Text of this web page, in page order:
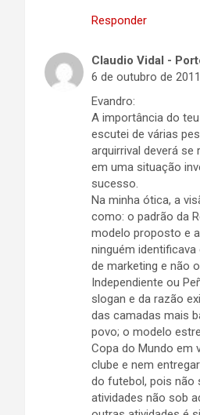
Responder
Claudio Vidal -
6 de outubro de
Evandro:
A importância do
escutei de várias
arquirrival deverá
em uma situação
sucesso.
Na minha ótica, a
como: o padrão da
modelo proposto e
ninguém
de marketing e não
Independiente ou
slogan e da razão
das camadas mais
povo; o modelo
Copa do Mundo em
clube e nem
do futebol, pois não
atividades não sob